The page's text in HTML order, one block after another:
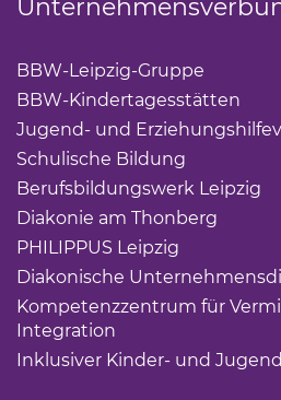
BBW-Leipzig-Gruppe
BBW-Kindertagesstätten
Jugend- und
Schulische Bildung
Berufsbildungswerk Leipzig
Diakonie am Thonberg
PHILIPPUS Leipzig
Diakonische
Kompetenzzentrum für
Integration
Inklusiver Kinder- und